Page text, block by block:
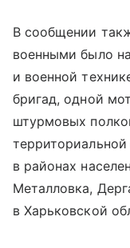
В сообщении
военными было
и военной
бригад, одной
штурмовых
в районах
Металловка,
в Харьковской